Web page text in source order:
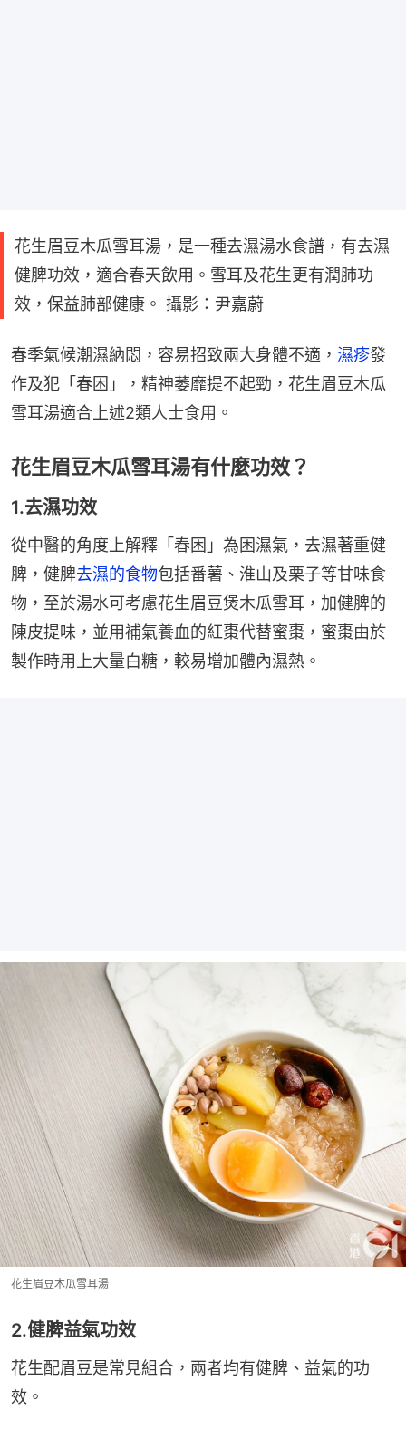
花生眉豆木瓜雪耳湯，是一種去濕湯水食譜，有去濕
健脾功效，適合春天飲用。雪耳及花生更有潤肺功
效，保益肺部健康。 攝影：尹嘉蔚
春季氣候潮濕納悶，容易招致兩大身體不適， 濕疹發
作及犯「春困」，精神萎靡提不起勁，花生眉豆木瓜
雪耳湯適合上述2類人士食用。
花生眉豆木瓜雪耳湯有什麼功效？
1.去濕功效
從中醫的角度上解釋「春困」為困濕氣，去濕著重健
脾，健脾去濕的食物包括番薯、淮山及栗子等甘味食
物，至於湯水可考慮花生眉豆煲木瓜雪耳，加健脾的
陳皮提味，並用補氣養血的紅棗代替蜜棗，蜜棗由於
製作時用上大量白糖，較易增加體內濕熱。
花生眉豆木瓜雪耳湯
2.健脾益氣功效
花生配眉豆是常見組合，兩者均有健脾、益氣的功
效。